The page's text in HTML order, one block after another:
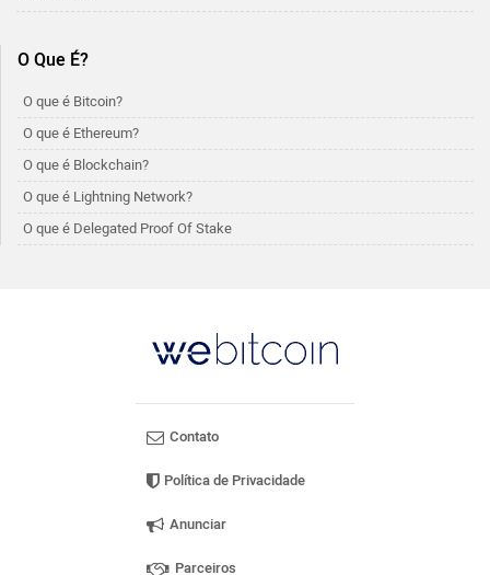
O Que É?
O que é Bitcoin?
O que é Ethereum?
O que é Blockchain?
O que é Lightning Network?
O que é Delegated Proof Of Stake
Contato
Política de Privacidade
Anunciar
Parceiros